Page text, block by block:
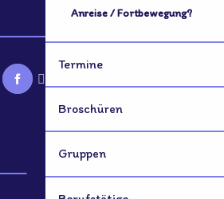
Anreise / Fortbewegung?
Termine
Broschüren
Gruppen
abonnieren
Gruppen